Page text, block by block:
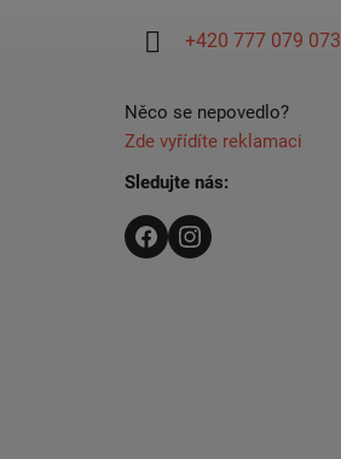
+420 777 079 073
Něco se nepovedlo?
Zde vyřídíte reklamaci
Sledujte nás: